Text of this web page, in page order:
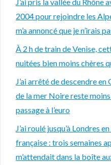
2004 pour rejoindre les
m’a annoncé que je n’irais
À 2 h de train de Venise,
nuitées bien moins chères
J’ai arrêté de descendre
de la mer Noire reste
passage à l’euro
J’ai roulé jusqu’à Londres
française : trois semaines
m’attendait dans la boîte